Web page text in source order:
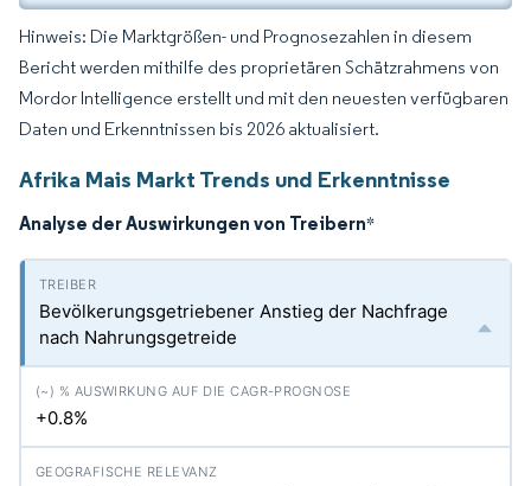
Hinweis: Die Marktgrößen- und Prognosezahlen in diesem
Bericht werden mithilfe des proprietären Schätzrahmens von
Mordor Intelligence erstellt und mit den neuesten verfügbaren
Daten und Erkenntnissen bis 2026 aktualisiert.
Afrika Mais Markt Trends und Erkenntnisse
Analyse der Auswirkungen von Treibern*
Bevölkerungsgetriebener Anstieg der Nachfrage
nach Nahrungsgetreide
+0.8%